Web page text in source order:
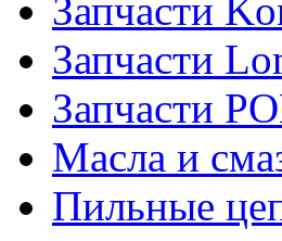
Запчасти
Запчасти
Запчасти
Масла и
Пильные